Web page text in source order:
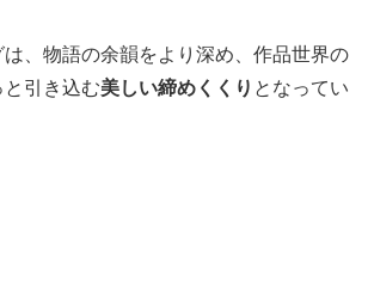
、物語の余韻をより深め、作品世界の
引き込む美しい締めくくり となってい